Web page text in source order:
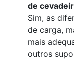
de
Sim, as
de carga,
mais
outros